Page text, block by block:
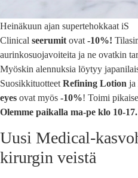
Heinäkuun ajan supertehokkaat iS
Clinical seerumit ovat -10%!
aurinkosuojavoiteita ja ne ovatkin
Myöskin alennuksia löytyy
Suosikkituotteet Refining Lotion ja
eyes ovat myös -10%! Toimi
Olemme paikalla ma-pe klo 10-17.
Uusi Medical-
kirurgin veistä